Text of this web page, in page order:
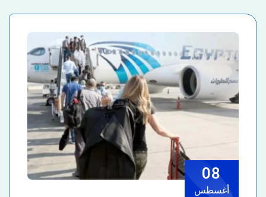
08
أغسطس